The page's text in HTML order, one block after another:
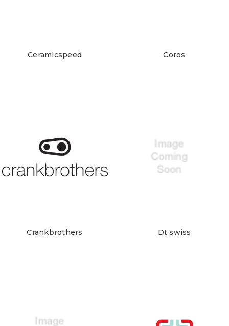
Ceramicspeed Coros
Crankbrothers Dt swiss